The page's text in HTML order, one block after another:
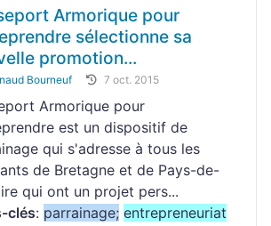
Armorique pour
sélectionne sa
promotion...
Bourneuf 7 oct. 2015
Armorique pour
est un dispositif de
qui s'adresse à tous les
de Bretagne et de Pays-de-
qui ont un projet pers...
clés: parrainage; entrepreneuriat